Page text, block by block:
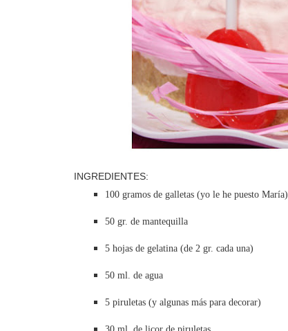
INGREDIENTES:
100 gramos de galletas (yo le he puesto María)
50 gr. de mantequilla
5 hojas de gelatina (de 2 gr. cada una)
50 ml. de agua
5 piruletas (y algunas más para decorar)